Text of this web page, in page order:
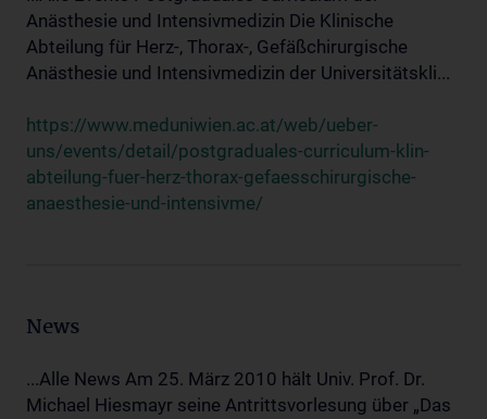
Anästhesie und Intensivmedizin Die Klinische
Abteilung für Herz-, Thorax-, Gefäßchirurgische
Anästhesie und Intensivmedizin der Universitätskli...
https://www.meduniwien.ac.at/web/ueber-
uns/events/detail/postgraduales-curriculum-klin-
abteilung-fuer-herz-thorax-gefaesschirurgische-
anaesthesie-und-intensivme/
News
...Alle News Am 25. März 2010 hält Univ. Prof. Dr.
Michael Hiesmayr seine Antrittsvorlesung über „Das